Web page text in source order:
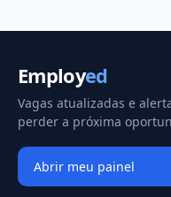
Employed
Vagas atualizadas e
perder a próxima
Abrir meu painel